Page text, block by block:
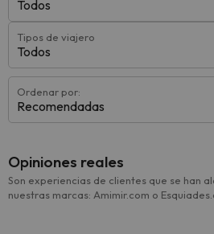
Todos
Tipos de viajero
Todos
Ordenar por:
Recomendadas
Opiniones reales
Son experiencias de clientes que se han
nuestras marcas: Amimir.com o